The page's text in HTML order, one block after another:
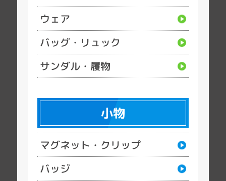
ウェア
バッグ・リュック
サンダル・履物
小物
マグネット・クリップ
バッジ